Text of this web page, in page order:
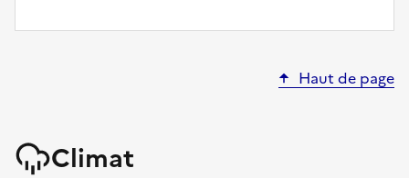
Haut de page
Climat